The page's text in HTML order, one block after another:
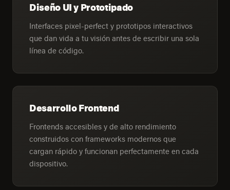
Diseño UI y Prototipado
Interfaces pixel-perfect y prototipos interactivos
que dan vida a tu visión antes de escribir una sola
línea de código.
Desarrollo Frontend
Frontends accesibles y de alto rendimiento
construidos con frameworks modernos que
cargan rápido y funcionan perfectamente en cada
dispositivo.